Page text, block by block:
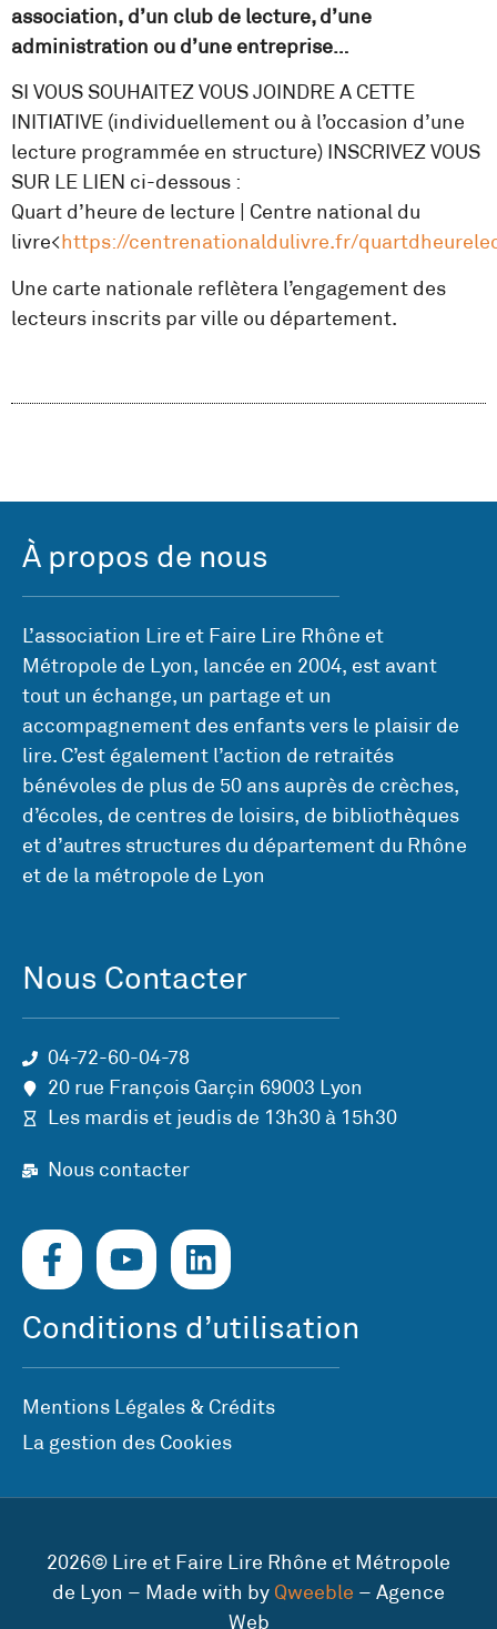
association, d’un club de lecture, d’une
administration ou d’une entreprise…
SI VOUS SOUHAITEZ VOUS JOINDRE A CETTE
INITIATIVE (individuellement ou à l’occasion d’une
lecture programmée en structure) INSCRIVEZ VOUS
SUR LE LIEN ci-dessous :
Quart d’heure de lecture | Centre national du
livre<https://centrenationaldulivre.fr/
Une carte nationale reflètera l’engagement des
lecteurs inscrits par ville ou département.
À propos de nous
L’association Lire et Faire Lire Rhône et
Métropole de Lyon, lancée en 2004, est avant
tout un échange, un partage et un
accompagnement des enfants vers le plaisir de
lire. C’est également l’action de retraités
bénévoles de plus de 50 ans auprès de crèches,
d’écoles, de centres de loisirs, de bibliothèques
et d’autres structures du département du Rhône
et de la métropole de Lyon
Nous Contacter
04-72-60-04-78
20 rue François Garçin 69003 Lyon
Les mardis et jeudis de 13h30 à 15h30
Nous contacter
Conditions d’utilisation
Mentions Légales & Crédits
La gestion des Cookies
2026© Lire et Faire Lire Rhône et Métropole
de Lyon – Made with by Qweeble – Agence
Web